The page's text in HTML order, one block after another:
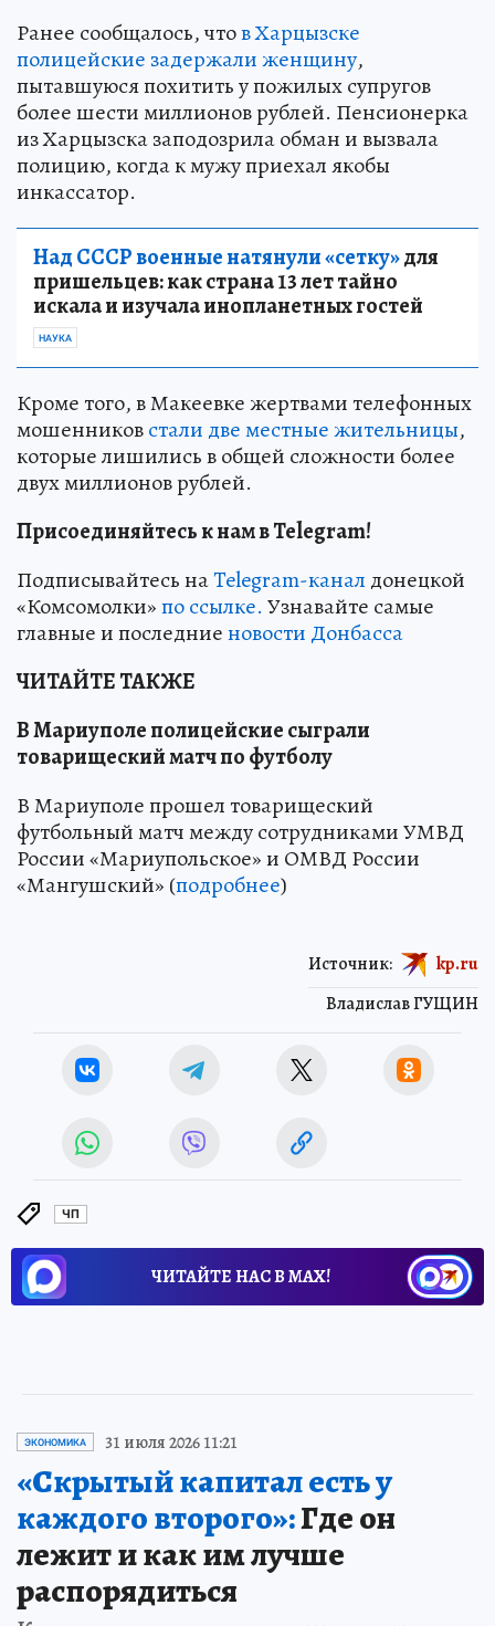
Ранее сообщалось, чтов Харцызске
полицейские задержали женщину,
пытавшуюся похитить у пожилых супругов
более шести миллионов рублей. Пенсионерка
из Харцызска заподозрила обман и вызвала
полицию, когда к мужу приехал якобы
инкассатор.
Над СССР военные натянули «сетку»для
пришельцев: как страна 13 лет тайно
искала и изучала инопланетных гостей
НАУКА
Кроме того, в Макеевке жертвами телефонных
мошенниковстали две местные жительницы,
которые лишились в общей сложности более
двух миллионов рублей.
Присоединяйтесь к нам в Telegram!
Подписывайтесь наTelegram-канал донецкой
«Комсомолки»по ссылке. Узнавайте самые
главные и последниеновости Донбасса
ЧИТАЙТЕ ТАКЖЕ
В Мариуполе полицейские сыграли
товарищеский матч по футболу
В Мариуполе прошел товарищеский
футбольный матч между сотрудниками УМВД
России «Мариупольское» и ОМВД России
«Мангушский» (подробнее)
Владислав ГУЩИН
Источник: kp.ru
ЧП
ЧИТАЙТЕ НАС В МАХ!
ЭКОНОМИКА 31 июля 2026 11:21
«Скрытый капитал есть у
каждого второго»:Где он
лежит и как им лучше
распорядиться